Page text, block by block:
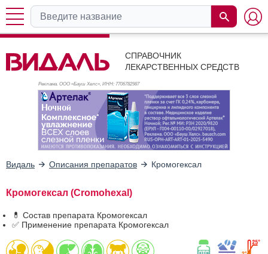
СПРАВОЧНИК
ЛЕКАРСТВЕННЫХ СРЕДСТВ
Реклама. ООО «Бауш Хелс», ИНН: 7706782987
Видаль Описания препаратов Кромогексал
Кромогексал (Cromohexal)
💊 Состав препарата Кромогексал
✅ Применение препарата Кромогексал